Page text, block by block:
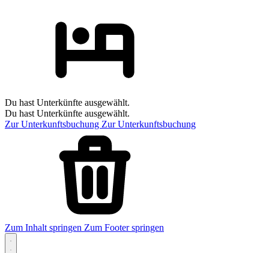
Du hast Unterkünfte ausgewählt.
Du hast Unterkünfte ausgewählt.
Zur Unterkunftsbuchung Zur Unterkunftsbuchung
Zum Inhalt springen Zum Footer springen